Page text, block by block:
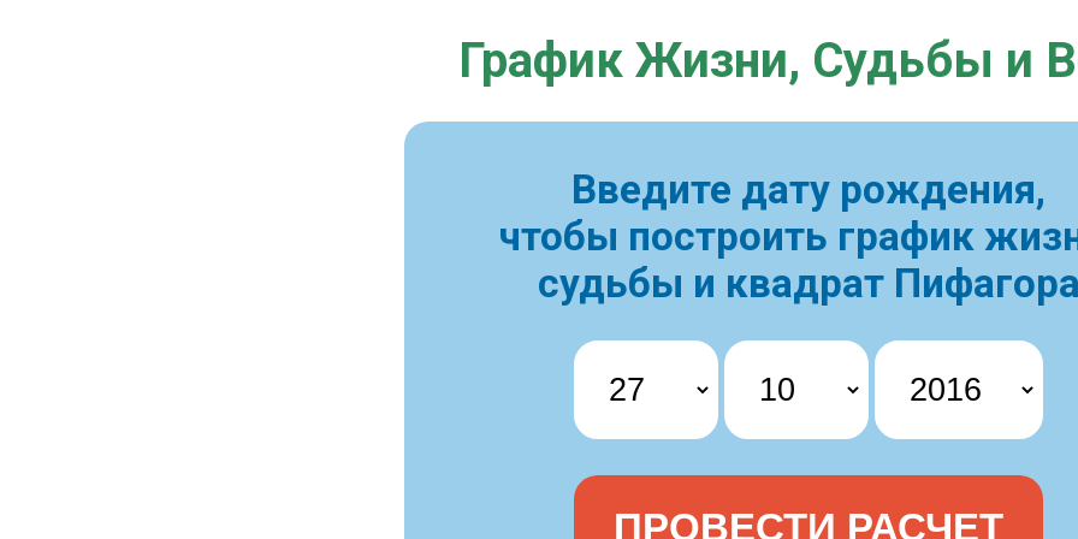
График Жизни, Судьбы и
Введите дату рождения,
чтобы построить график
судьбы и квадрат Пифагора
ПРОВЕСТИ РАСЧЕТ